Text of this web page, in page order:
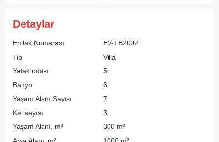
Detaylar
Emlak Numarası
EV-TB2002
Tip
Villa
Yatak odası
5
Banyo
6
Yaşam Alanı Sayısı
7
Kat sayısı
3
Yaşam Alanı, m²
300 m²
Arsa Alanı, m²
1000 m²